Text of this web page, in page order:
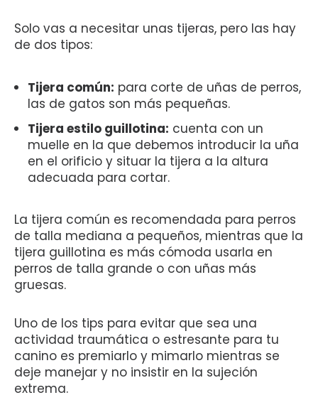
Solo vas a necesitar unas tijeras, pero las hay
de dos tipos:
Tijera común: para corte de uñas de perros,
las de gatos son más pequeñas.
Tijera estilo guillotina: cuenta con un
muelle en la que debemos introducir la uña
en el orificio y situar la tijera a la altura
adecuada para cortar.
La tijera común es recomendada para perros
de talla mediana a pequeños, mientras que la
tijera guillotina es más cómoda usarla en
perros de talla grande o con uñas más
gruesas.
Uno de los tips para evitar que sea una
actividad traumática o estresante para tu
canino es premiarlo y mimarlo mientras se
deje manejar y no insistir en la sujeción
extrema.